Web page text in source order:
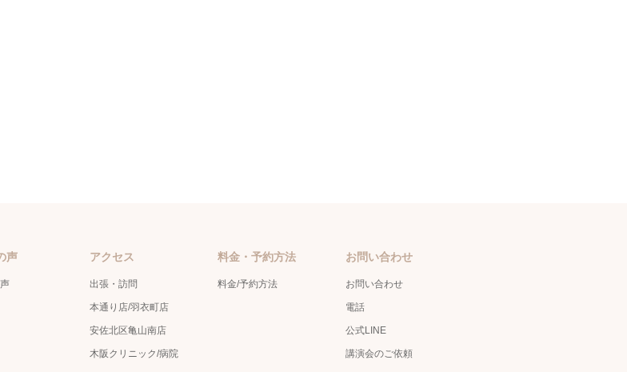
声 アクセス
出張・訪問
本通り店/羽衣町店
安佐北区亀山南店
木阪クリニック/病院
料金・予約方法
料金/予約方法
お問い合わせ
お問い合わせ
電話
公式LINE
講演会のご依頼